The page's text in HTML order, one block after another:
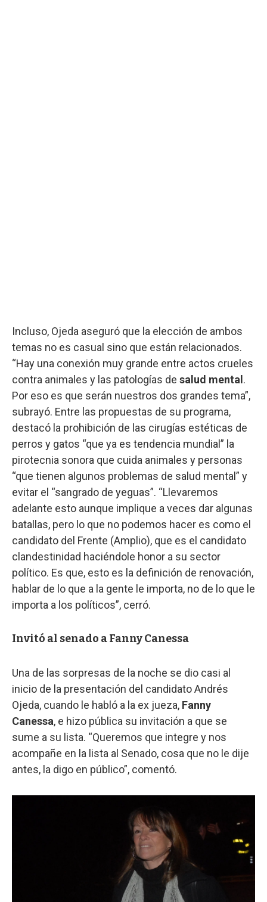
Incluso, Ojeda aseguró que la elección de ambos
temas no es casual sino que están relacionados.
“Hay una conexión muy grande entre actos crueles
contra animales y las patologías de salud mental .
Por eso es que serán nuestros dos grandes tema”,
subrayó. Entre las propuestas de su programa,
destacó la prohibición de las cirugías estéticas de
perros y gatos “que ya es tendencia mundial” la
pirotecnia sonora que cuida animales y personas
“que tienen algunos problemas de salud mental” y
evitar el “sangrado de yeguas”. “Llevaremos
adelante esto aunque implique a veces dar algunas
batallas, pero lo que no podemos hacer es como el
candidato del Frente (Amplio), que es el candidato
clandestinidad haciéndole honor a su sector
político. Es que, esto es la definición de renovación,
hablar de lo que a la gente le importa, no de lo que le
importa a los políticos”, cerró.
Invitó al senado a Fanny Canessa
Una de las sorpresas de la noche se dio casi al
inicio de la presentación del candidato Andrés
Ojeda, cuando le habló a la ex jueza, Fanny
Canessa, e hizo pública su invitación a que se
sume a su lista. “Queremos que integre y nos
acompañe en la lista al Senado, cosa que no le dije
antes, la digo en público”, comentó.